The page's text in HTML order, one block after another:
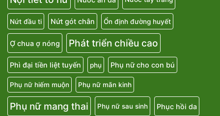
Nứt đầu ti Nứt gót chân Ổn định đường huyết
Ợ chua ợ nóng Phát triển chiều cao
Phì đại tiền liệt tuyến phụ Phụ nữ cho con bú
Phụ nữ hiếm muộn Phụ nữ mãn kinh
Phụ nữ mang thai Phụ nữ sau sinh Phục hồi da